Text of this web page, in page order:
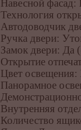
Навесной фасад:
Технология
Автодоводчик
Ручка двери:
Замок двери: Да
Открытие
Цвет освещения:
Панорамное
Внутренняя
Количество